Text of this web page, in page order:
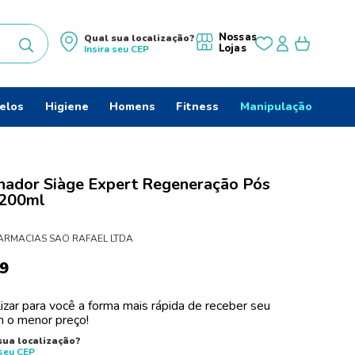
Qual sua localização?
Insira seu CEP
Nossas
Lojas
Higiene Homens Fitness Manipulação
Siàge Expert Regeneração Pós
SAO RAFAEL LTDA
para você a forma mais rápida de receber seu
o menor preço!
localização?
CEP